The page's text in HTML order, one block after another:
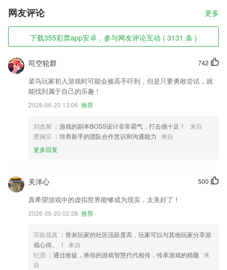
网友评论 更多
下载355彩票app安卓，参与网友评论互动 ( 3131 条 )
742
司空轮群
菜鸟玩家初入游戏时可能会被高手吓到，但是只要勇敢尝试，就
能找到属于自己的乐趣！
2026-06-20 13:06 推荐
刘杰紫 ：游戏的副本BOSS设计非常霸气，打击感十足！
来自
曹娴宗 ：培养新手的团队合作意识和沟通能力 来自
更多回复
500
关洋心
真希望游戏中的虚拟世界能够成为现实，太美好了！
2026-06-20 02:38 推荐
宗政昌真 ：骨灰玩家的社区活跃度高，玩家可以与其他玩家分享游
戏心得。 ！
来自
纪茂 ：通过收徒，将你的游戏智慧代代相传，传承游戏的精髓 来
自